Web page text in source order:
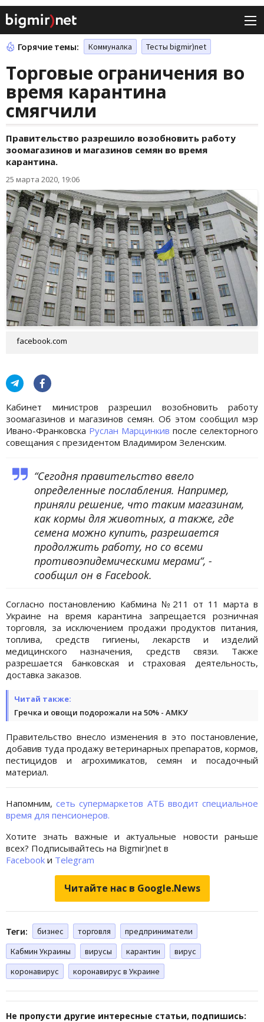
Горячие темы: Коммуналка Тесты bigmir)net
Торговые ограничения во
время карантина
смягчили
Правительство разрешило возобновить работу
зоомагазинов и магазинов семян во время
карантина.
25 марта 2020, 19:06
facebook.com
Кабинет министров разрешил возобновить работу
зоомагазинов и магазинов семян. Об этом сообщил мэр
Ивано-Франковска Руслан Марцинкив после селекторного
совещания с президентом Владимиром Зеленским.
“Сегодня правительство ввело
определенные послабления. Например,
приняли решение, что таким магазинам,
как кормы для животных, а также, где
семена можно купить, разрешается
продолжить работу, но со всеми
противоэпидемическими мерами“, -
сообщил он в Facebook.
Согласно постановлению Кабмина №211 от 11 марта в
Украине на время карантина запрещается розничная
торговля, за исключением продажи продуктов питания,
топлива, средств гигиены, лекарств и изделий
медицинского назначения, средств связи. Также
разрешается банковская и страховая деятельность,
доставка заказов.
Читай также:
Гречка и овощи подорожали на 50% - АМКУ
Правительство внесло изменения в это постановление,
добавив туда продажу ветеринарных препаратов, кормов,
пестицидов и агрохимикатов, семян и посадочный
материал.
Напомним,сеть супермаркетов АТБ вводит специальное
время для пенсионеров.
Хотите знать важные и актуальные новости раньше
всех? Подписывайтесь на Bigmir)net в
Facebook и Telegram
Читайте нас в Google.News
Теги: бизнес торговля
предприниматели
Кабмин Украины
вирусы карантин
вирус
коронавирус
коронавирус в Украине
Не пропусти другие интересные статьи, подпишись: